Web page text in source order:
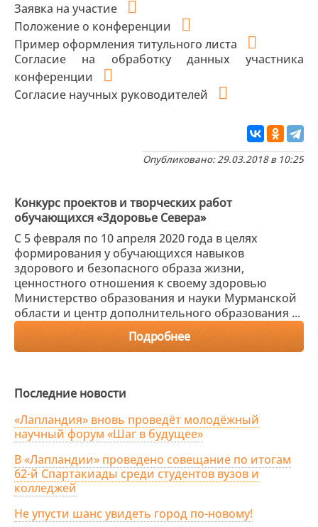
Заявка на участие
Положение о конференции
Пример оформления титульного листа
Согласие на обработку данных участника
конференции
Согласие научных руководителей
Опубликовано: 29.03.2018 в 10:25
Конкурс проектов и творческих работ
обучающихся «Здоровье Севера»
С 5 февраля по 10 апреля 2020 года в целях
формирования у обучающихся навыков
здорового и безопасного образа жизни,
ценностного отношения к своему здоровью
Министерство образования и науки Мурманской
области и центр дополнительного образования ...
Подробнее
Последние новости
«Лапландия» вновь проведёт молодёжный
научный форум «Шаг в будущее»
В «Лапландии» проведено совещание по итогам
62-й Спартакиады среди студентов вузов и
колледжей
Не упусти шанс увидеть город по-новому!